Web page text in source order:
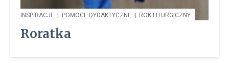
INSPIRACJE | POMOCE DYDAKTYCZNE | ROK LITURGICZNY
Roratka